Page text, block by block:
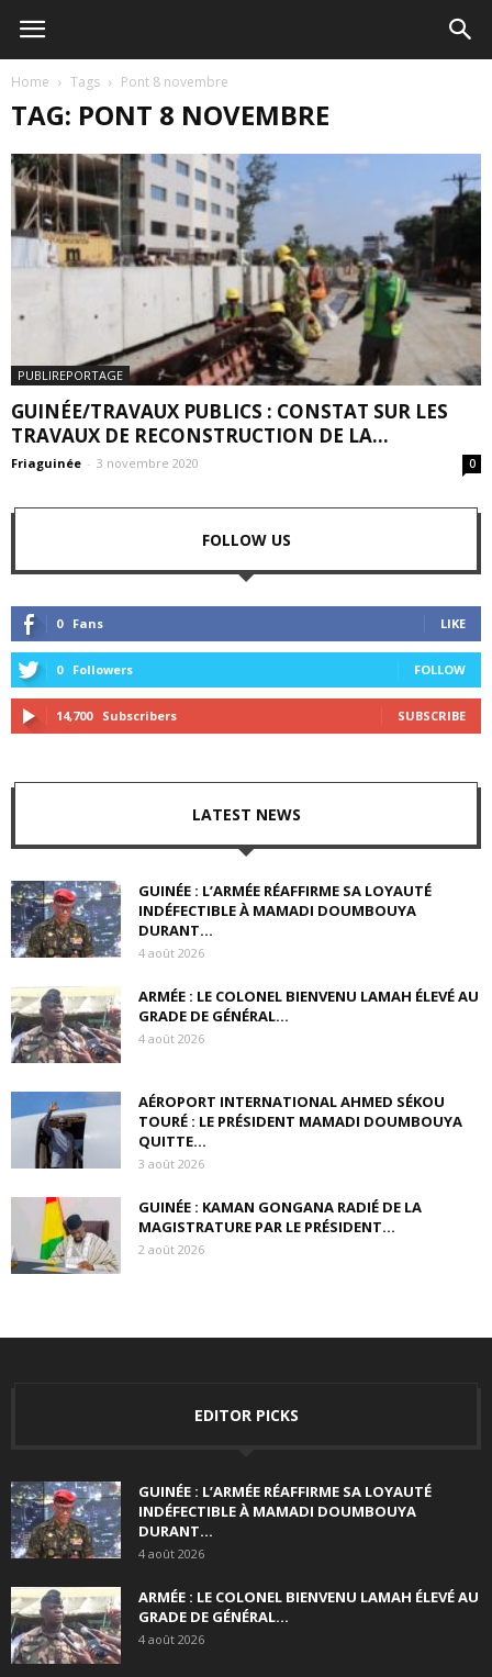
Home Tags Pont 8 novembre
TAG: PONT 8 NOVEMBRE
PUBLIREPORTAGE
GUINÉE/TRAVAUX PUBLICS : CONSTAT SUR LES
TRAVAUX DE RECONSTRUCTION DE LA...
Friaguinée - 3 novembre 2020 0
FOLLOW US
0 Fans LIKE
0 Followers FOLLOW
14,700 Subscribers SUBSCRIBE
LATEST NEWS
GUINÉE : L’ARMÉE RÉAFFIRME SA LOYAUTÉ
INDÉFECTIBLE À MAMADI DOUMBOUYA
DURANT...
4 août 2026
ARMÉE : LE COLONEL BIENVENU LAMAH ÉLEVÉ AU
GRADE DE GÉNÉRAL...
4 août 2026
AÉROPORT INTERNATIONAL AHMED SÉKOU
TOURÉ : LE PRÉSIDENT MAMADI DOUMBOUYA
QUITTE...
3 août 2026
GUINÉE : KAMAN GONGANA RADIÉ DE LA
MAGISTRATURE PAR LE PRÉSIDENT...
2 août 2026
EDITOR PICKS
GUINÉE : L’ARMÉE RÉAFFIRME SA LOYAUTÉ
INDÉFECTIBLE À MAMADI DOUMBOUYA
DURANT...
4 août 2026
ARMÉE : LE COLONEL BIENVENU LAMAH ÉLEVÉ AU
GRADE DE GÉNÉRAL...
4 août 2026